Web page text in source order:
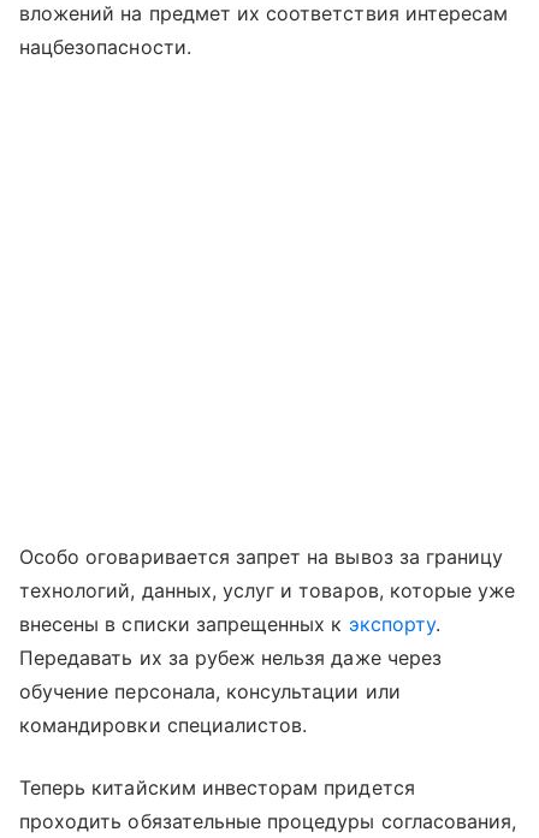
вложений на предмет их соответствия интересам
нацбезопасности.
Особо оговаривается запрет на вывоз за границу
технологий, данных, услуг и товаров, которые уже
внесены в списки запрещенных к экспорту.
Передавать их за рубеж нельзя даже через
обучение персонала, консультации или
командировки специалистов.
Теперь китайским инвесторам придется
проходить обязательные процедуры согласования,